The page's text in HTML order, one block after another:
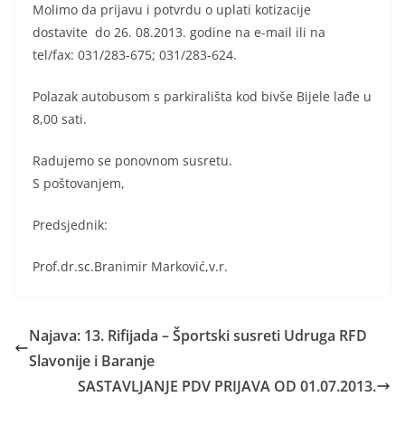
Molimo da prijavu i potvrdu o uplati kotizacije
dostavite do 26. 08.2013. godine na e-mail ili na
tel/fax: 031/283-675; 031/283-624.
Polazak autobusom s parkirališta kod bivše Bijele lađe u
8,00 sati.
Radujemo se ponovnom susretu.
S poštovanjem,
Predsjednik:
Prof.dr.sc.Branimir Marković,v.r.
Najava: 13. Rifijada – Športski susreti Udruga RFD
Slavonije i Baranje
SASTAVLJANJE PDV PRIJAVA OD 01.07.2013.